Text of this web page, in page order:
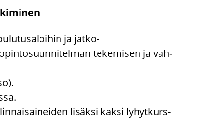
ja jatko-​
te­ke­mi­sen ja vah­
li­säk­si kaksi ly­hyt­kurs­